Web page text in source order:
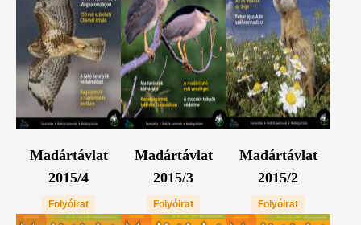
Madártávlat
2015/4
Folyóirat
Madártávlat
2015/3
Folyóirat
Madártávlat
2015/2
Folyóirat